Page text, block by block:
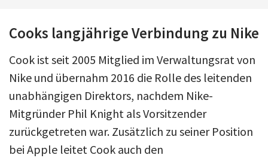
Cooks langjährige Verbindung zu Nike
Cook ist seit 2005 Mitglied im Verwaltungsrat von
Nike und übernahm 2016 die Rolle des leitenden
unabhängigen Direktors, nachdem Nike-
Mitgründer Phil Knight als Vorsitzender
zurückgetreten war. Zusätzlich zu seiner Position
bei Apple leitet Cook auch den